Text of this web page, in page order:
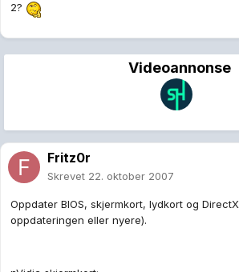
2?
Videoannonse
Fritz0r
Skrevet 22. oktober 2007
Oppdater BIOS, skjermkort, lydkort og
oppdateringen eller nyere).